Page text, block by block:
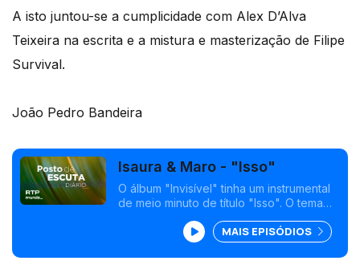
A isto juntou-se a cumplicidade com Alex D’Alva
Teixeira na escrita e a mistura e masterização de Filipe
Survival.
João Pedro Bandeira
Isaura & Maro - "Isso"
O álbum "Invisível" tinha um instrumental
de meio minuto de título "Isso". O tema
música e letra de Isaura, Ben Monteiro e
Alex D’Alva Teixeira e a voz de Maro.
MAIS EPISÓDIOS